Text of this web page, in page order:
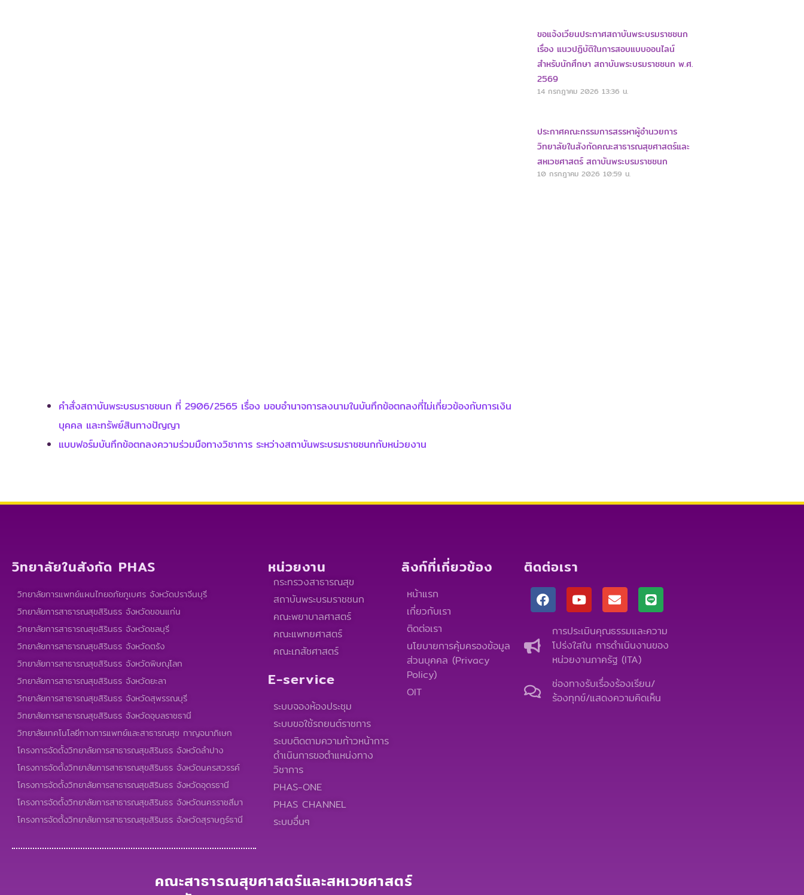
คำสั่งสถาบันพระบรมราชชนก ที่ 2906/2565 เรื่อง มอบอำนาจการลงนามในบันทึกข้อตกลงที่ไม่เกี่ยวข้องกับการเงิน
บุคคล และทรัพย์สินทางปัญญา
แบบฟอร์มบันทึกข้อตกลงความร่วมมือทางวิชาการ ระหว่างสถาบันพระบรมราชชนกกับหน่วยงาน
ขอแจ้งเวียนประกาศสถาบันพระบรมราชชนก
เรื่อง แนวปฏิบัติในการสอบแบบออนไลน์
สำหรับนักศึกษา สถาบันพระบรมราชชนก พ.ศ.
2569
14 กรกฎาคม 2026 13:36 น.
ประกาศคณะกรรมการสรรหาผู้อำนวยการ
วิทยาลัยในสังกัดคณะสาธารณสุขศาสตร์และ
สหเวชศาสตร์ สถาบันพระบรมราชชนก
10 กรกฎาคม 2026 10:59 น.
วิทยาลัยในสังกัด PHAS
วิทยาลัยการแพทย์แผนไทยอภัยภูเบศร จังหวัดปราจีนบุรี
วิทยาลัยการสาธารณสุขสิรินธร จังหวัดขอนแก่น
วิทยาลัยการสาธารณสุขสิรินธร จังหวัดชลบุรี
วิทยาลัยการสาธารณสุขสิรินธร จังหวัดตรัง
วิทยาลัยการสาธารณสุขสิรินธร จังหวัดพิษณุโลก
วิทยาลัยการสาธารณสุขสิรินธร จังหวัดยะลา
วิทยาลัยการสาธารณสุขสิรินธร จังหวัดสุพรรณบุรี
วิทยาลัยการสาธารณสุขสิรินธร จังหวัดอุบลราชธานี
วิทยาลัยเทคโนโลยีทางการแพทย์และสาธารณสุข กาญจนาภิเษก
โครงการจัดตั้งวิทยาลัยการสาธารณสุขสิรินธร จังหวัดลำปาง
โครงการจัดตั้งวิทยาลัยการสาธารณสุขสิรินธร จังหวัดนครสวรรค์
โครงการจัดตั้งวิทยาลัยการสาธารณสุขสิรินธร จังหวัดอุดรธานี
โครงการจัดตั้งวิทยาลัยการสาธารณสุขสิรินธร จังหวัดนครราชสีมา
โครงการจัดตั้งวิทยาลัยการสาธารณสุขสิรินธร จังหวัดสุราษฎร์ธานี
หน่วยงาน
กระทรวงสาธารณสุข
สถาบันพระบรมราชชนก
คณะพยาบาลศาสตร์
คณะแพทยศาสตร์
คณะเภสัชศาสตร์
E-service
ระบบจองห้องประชุม
ระบบขอใช้รถยนต์ราชการ
ระบบติดตามความก้าวหน้าการ
ดำเนินการขอตำแหน่งทาง
วิชาการ
PHAS-ONE
PHAS CHANNEL
ระบบอื่นๆ
ลิงก์ที่เกี่ยวข้อง
หน้าแรก
เกี่ยวกับเรา
ติดต่อเรา
นโยบายการคุ้มครองข้อมูล
ส่วนบุคคล (Privacy
Policy)
OIT
ติดต่อเรา
F
a
c
Y
o
u
t
u
b
e
E
n
v
e
l
o
p
e
L
i
n
e
การประเมินคุณธรรมและความ
โปร่งใสใน การดำเนินงานของ
หน่วยงานภาครัฐ (ITA)
ช่องทางรับเรื่องร้องเรียน/
ร้องทุกข์/แสดงความคิดเห็น
คณะสาธารณสุขศาสตร์และสหเวชศาสตร์